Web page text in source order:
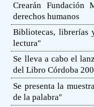
Crearán Fundación
derechos humanos
Bibliotecas, librerías
lectura''
Se lleva a cabo el
del Libro Córdoba
Se presenta la
de la palabra''